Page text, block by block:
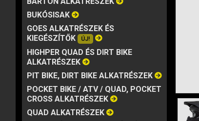
MÁRKA VISZKOZITÁS
BUKÓSISAK
GOES ALKATRÉSZEK ÉS
KIEGÉSZÍTŐK
ÚJ!
HIGHPER QUAD ÉS DIRT BIKE
ALKATRÉSZEK
PIT BIKE, DIRT BIKE ALKATRÉSZEK
POCKET BIKE / ATV / QUAD, POCKET
CROSS ALKATRÉSZEK
QUAD ALKATRÉSZEK